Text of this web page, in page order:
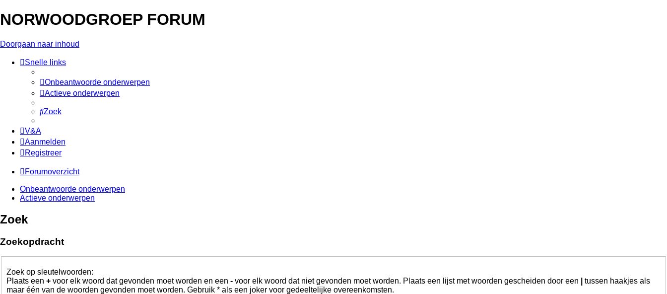
NORWOODGROEP FORUM
Doorgaan naar inhoud
Snelle links
Onbeantwoorde onderwerpen
Actieve onderwerpen
Zoek
V&A
Aanmelden
Registreer
Forumoverzicht
Onbeantwoorde onderwerpen
Actieve onderwerpen
Zoek
Zoekopdracht
Zoek op sleutelwoorden:
Plaats een + voor elk woord dat gevonden moet worden en een - voor elk woord dat niet gevonden moet worden. Plaats een lijst met woorden gescheiden door een
tussen haakjes als
maar één van de woorden gevonden moet worden. Gebruik * als een joker voor gedeeltelijke overeenkomsten.